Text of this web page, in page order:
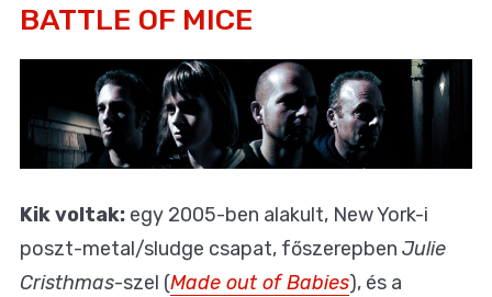
BATTLE OF MICE
Kik voltak: egy 2005-ben alakult, New York-i
poszt-metal/sludge csapat, főszerepben Julie
Cristhmas-szel (Made out of Babies), és a